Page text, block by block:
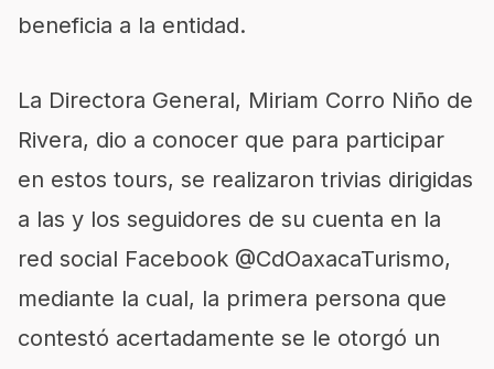
beneficia a la entidad.
La Directora General, Miriam Corro Niño de
Rivera, dio a conocer que para participar
en estos tours, se realizaron trivias dirigidas
a las y los seguidores de su cuenta en la
red social Facebook @CdOaxacaTurismo,
mediante la cual, la primera persona que
contestó acertadamente se le otorgó un